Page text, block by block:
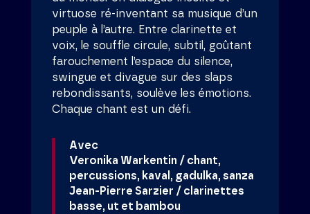
virtuose ré-inventant sa musique d’un
peuple à l’autre. Entre clarinette et
voix, le souffle circule, subtil, goûtant
farouchement l’espace du silence,
swingue et divague sur des slaps
rebondissants, soulève les émotions.
Chaque chant est un défi.
Avec
Veronika Warkentin / chant,
percussions, kaval, gadulka, sanza
Jean-Pierre Sarzier / clarinettes
basse, ut et bambou